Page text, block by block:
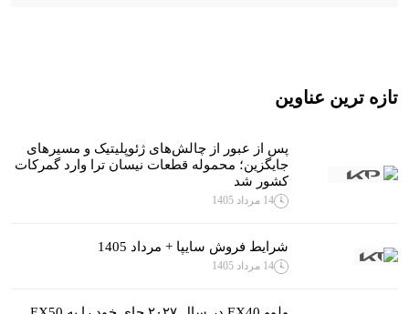
تازه ترین عناوین
پس از عبور از چالش‌های ژئوپلیتیک و مسیرهای
جایگزین؛ محموله قطعات نیسان ترا وارد گمرکات
کشور شد
14 مرداد 1405
شرایط فروش سایپا + مرداد 1405
14 مرداد 1405